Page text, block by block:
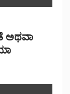
ಅಥವಾ